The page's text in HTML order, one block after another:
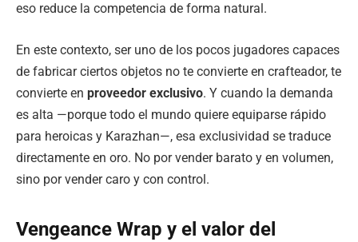
eso reduce la competencia de forma natural.
En este contexto, ser uno de los pocos jugadores capaces
de fabricar ciertos objetos no te convierte en crafteador, te
convierte en proveedor exclusivo. Y cuando la demanda
es alta —porque todo el mundo quiere equiparse rápido
para heroicas y Karazhan—, esa exclusividad se traduce
directamente en oro. No por vender barato y en volumen,
sino por vender caro y con control.
Vengeance Wrap y el valor del